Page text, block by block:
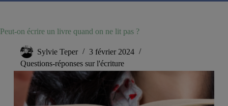
Peut-on écrire un livre quand on ne lit pas ?
Sylvie Teper
3 février 2024
Questions-réponses sur l'écriture